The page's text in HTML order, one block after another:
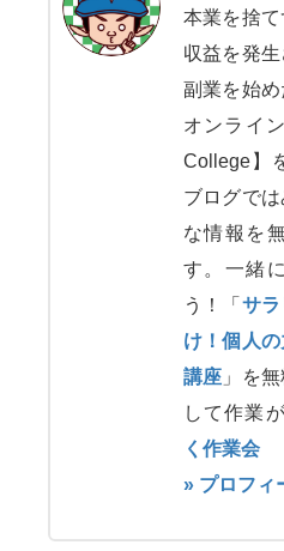
本業を捨
収益を発生
副業を始
オンライ
College】
ブログで
な情報を
す。一緒
う！「 サ
け！個人
講座 」を
して作業
く作業会
» プロフィ